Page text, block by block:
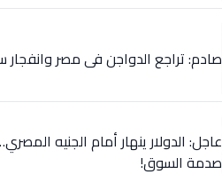
صادم: تراجع الدواجن في مصر وانفجار
عاجل: الدولار ينهار أمام الجنيه
صدمة السوق!